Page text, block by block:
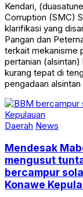
‎‎Kendari,
Corruption (SMC)
klarifikasi yang
Pangan dan
terkait mekanisme
pertanian
kurang tepat di
pengadaan
Daerah News
Mendesak
mengusut
bercampur
Konawe